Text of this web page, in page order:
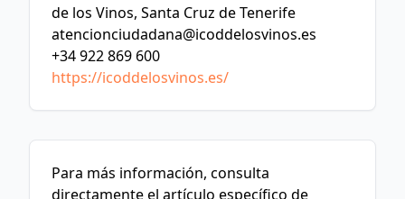
de los Vinos, Santa Cruz de Tenerife
atencionciudadana@icoddelosvinos.es
+34 922 869 600
https://icoddelosvinos.es/
Para más información, consulta
directamente el artículo específico de